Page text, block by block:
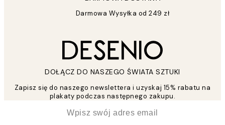
Darmowa Wysyłka od 249 zł
DOŁĄCZ DO NASZEGO ŚWIATA SZTUKI
Zapisz się do naszego newslettera i uzyskaj 15% rabatu na
plakaty podczas następnego zakupu.